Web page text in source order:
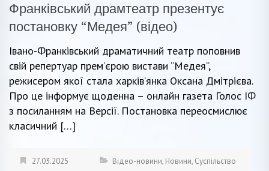
Франківський драмтеатр презентує
постановку “Медея” (відео)
Івано-Франківський драматичний театр поповнив
свій репертуар прем’єрою вистави “Медея”,
режисером якої стала харків’янка Оксана Дмітрієва.
Про це інформує щоденна – онлайн газета Голос ІФ
з посиланням на Версії. Постановка переосмислює
класичний […]
27.03.2025 Відео-новини, Новини, Суспільство